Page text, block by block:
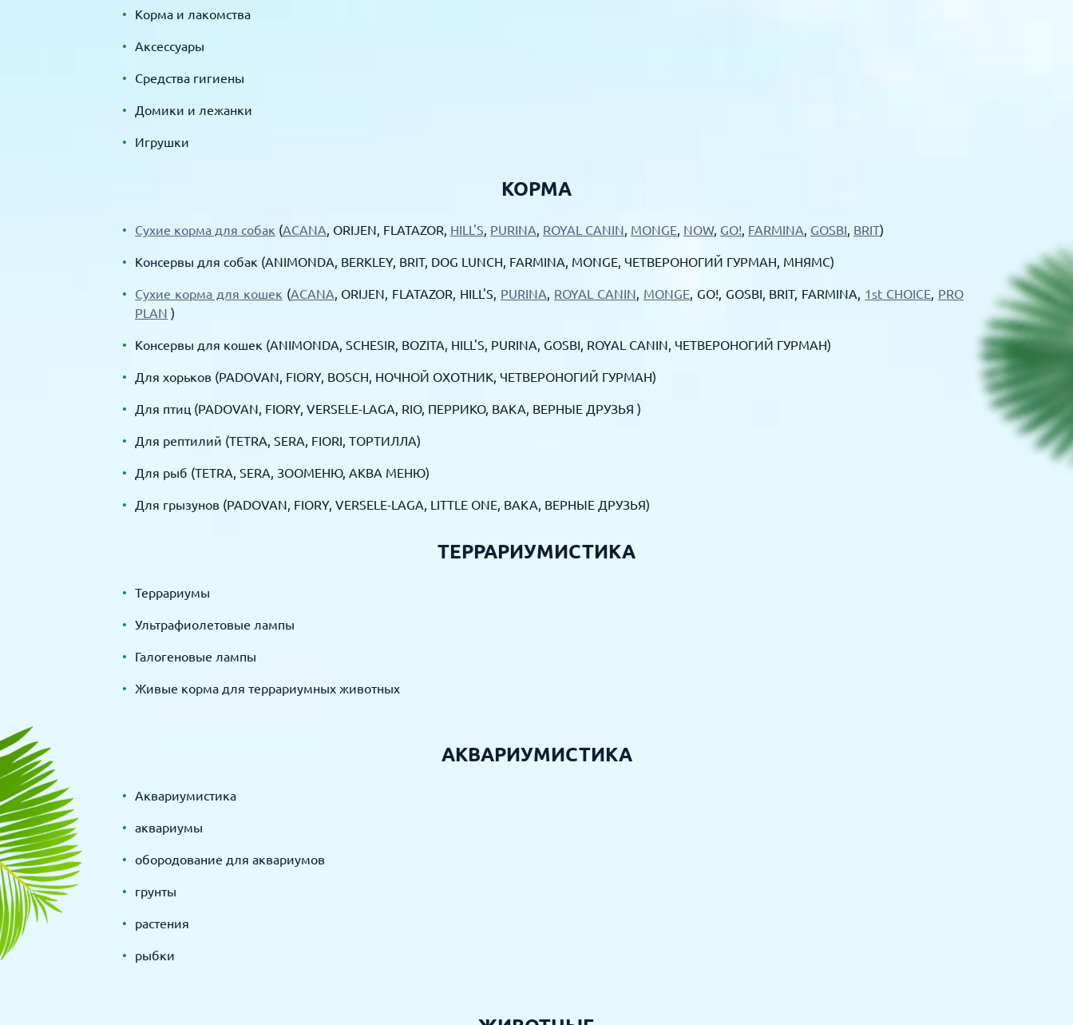
Корма и лакомства
Аксессуары
Средства гигиены
Домики и лежанки
Игрушки
КОРМА
Сухие корма для собак (ACANA, ORIJEN, FLATAZOR, HILL'S, PURINA, ROYAL CANIN, MONGE, NOW, GO!, FARMINA, GOSBI, BRIT)
Консервы для собак (ANIMONDA, BERKLEY, BRIT, DOG LUNCH, FARMINA, MONGE, ЧЕТВЕРОНОГИЙ ГУРМАН, МНЯМС)
Сухие корма для кошек (ACANA, ORIJEN, FLATAZOR, HILL'S, PURINA, ROYAL CANIN, MONGE, GO!, GOSBI, BRIT, FARMINA, 1st CHOICE, PRO
PLAN )
Консервы для кошек (ANIMONDA, SCHESIR, BOZITA, HILL'S, PURINA, GOSBI, ROYAL CANIN, ЧЕТВЕРОНОГИЙ ГУРМАН)
Для хорьков (PADOVAN, FIORY, BOSCH, НОЧНОЙ ОХОТНИК, ЧЕТВЕРОНОГИЙ ГУРМАН)
Для птиц (PADOVAN, FIORY, VERSELE-LAGA, RIO, ПЕРРИКО, ВАКА, ВЕРНЫЕ ДРУЗЬЯ )
Для рептилий (TETRA, SERA, FIORI, ТОРТИЛЛА)
Для рыб (TETRA, SERA, ЗООМЕНЮ, АКВА МЕНЮ)
Для грызунов (PADOVAN, FIORY, VERSELE-LAGA, LITTLE ONE, BAKA, ВЕРНЫЕ ДРУЗЬЯ)
ТЕРРАРИУМИСТИКА
Террариумы
Ультрафиолетовые лампы
Галогеновые лампы
Живые корма для террариумных животных
АКВАРИУМИСТИКА
Аквариумистика
аквариумы
обородование для аквариумов
грунты
растения
рыбки